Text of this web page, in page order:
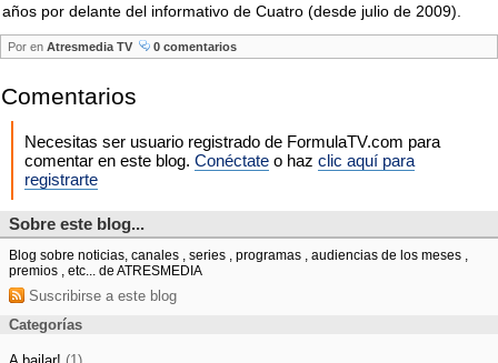
años por delante del informativo de Cuatro (desde julio de 2009).
Por en Atresmedia TV 0 comentarios
Comentarios
Necesitas ser usuario registrado de FormulaTV.com para
comentar en este blog. Conéctate o haz clic aquí para
registrarte
Sobre este blog...
Blog sobre noticias, canales , series , programas , audiencias de los meses ,
premios , etc... de ATRESMEDIA
Suscribirse a este blog
Categorías